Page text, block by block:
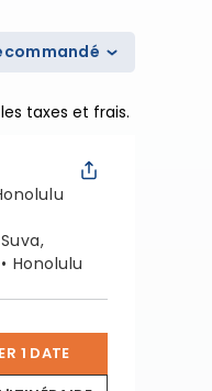
taxes et frais.
Suva,
Honolulu
1 DATE